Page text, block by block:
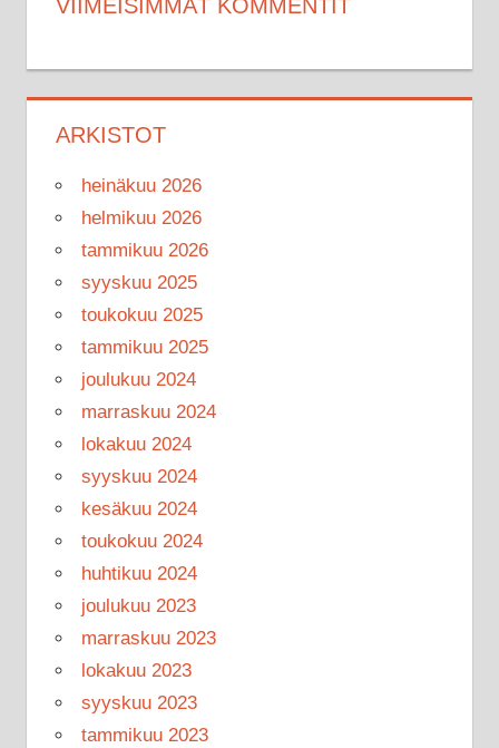
VIIMEISIMMÄT KOMMENTIT
ARKISTOT
heinäkuu 2026
helmikuu 2026
tammikuu 2026
syyskuu 2025
toukokuu 2025
tammikuu 2025
joulukuu 2024
marraskuu 2024
lokakuu 2024
syyskuu 2024
kesäkuu 2024
toukokuu 2024
huhtikuu 2024
joulukuu 2023
marraskuu 2023
lokakuu 2023
syyskuu 2023
tammikuu 2023